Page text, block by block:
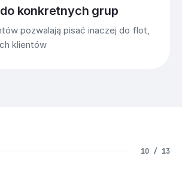
konkretnych grup
pozwalają pisać inaczej do flot,
klientów
10 / 13